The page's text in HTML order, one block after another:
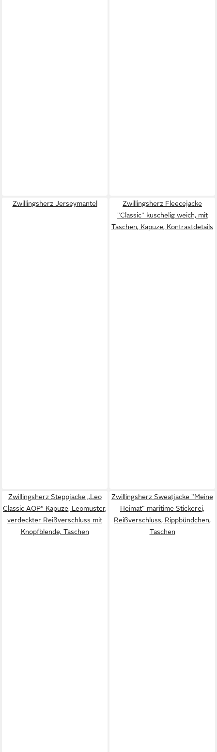
Zwillingsherz Jerseymantel
Zwillingsherz Fleecejacke
"Classic" kuschelig weich, mit
Taschen, Kapuze, Kontrastdetails
Zwillingsherz Steppjacke „Leo
Classic AOP“ Kapuze, Leomuster,
verdeckter Reißverschluss mit
Knopfblende, Taschen
Zwillingsherz Sweatjacke "Meine
Heimat" maritime Stickerei,
Reißverschluss, Rippbündchen,
Taschen